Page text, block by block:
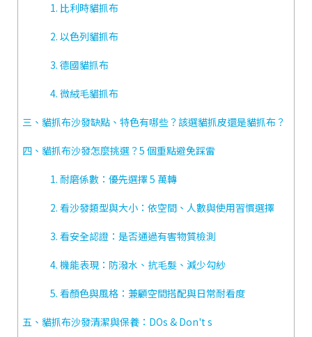
1. 比利時貓抓布
2. 以色列貓抓布
3. 德國貓抓布
4. 微絨毛貓抓布
三、貓抓布沙發缺點、特色有哪些？該選貓抓皮還是貓抓布？
四、貓抓布沙發怎麼挑選？5 個重點避免踩雷
1. 耐磨係數：優先選擇 5 萬轉
2. 看沙發類型與大小：依空間、人數與使用習慣選擇
3. 看安全認證：是否通過有害物質檢測
4. 機能表現：防潑水、抗毛髮、減少勾紗
5. 看顏色與風格：兼顧空間搭配與日常耐看度
五、貓抓布沙發清潔與保養：DOs & Don't s